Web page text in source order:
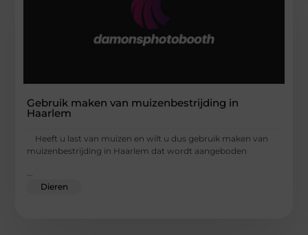
Gebruik maken van muizenbestrijding in
Haarlem
Heeft u last van muizen en wilt u dus gebruik maken van
muizenbestrijding in Haarlem dat wordt aangeboden
...
Dieren